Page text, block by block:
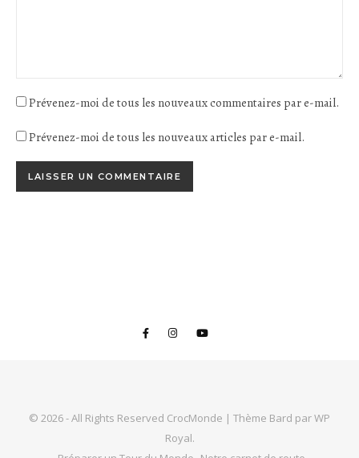
Prévenez-moi de tous les nouveaux commentaires par e-mail.
Prévenez-moi de tous les nouveaux articles par e-mail.
© 2026 - All Rights Reserved CrocMonde | Thème Bard parWP
Royal.